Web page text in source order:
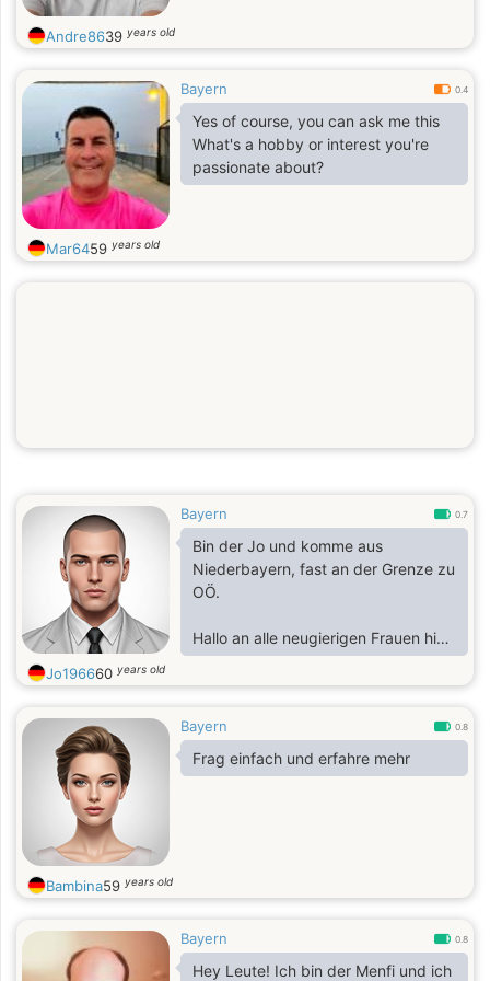
Andre8639 years old
Bayern 0.4
Yes of course, you can ask me this
What's a hobby or interest you're
passionate about?
Mar6459 years old
Bayern 0.7
Bin der Jo und komme aus
Niederbayern, fast an der Grenze zu
OÖ.
Hallo an alle neugierigen Frauen hier,
falls es sowas hier überhaupt gibt;o)
Suche erst mal nur Mailkontakt,
weiter sehen! Vielleicht mal Bildchen
tauschen und wenn alles passt, für
BEIDE, vielleicht auch mehr!?
Jo196660 years old
Bayern 0.8
Frag einfach und erfahre mehr
Bambina59 years old
Bayern 0.8
Hey Leute! Ich bin der Menfi und ich